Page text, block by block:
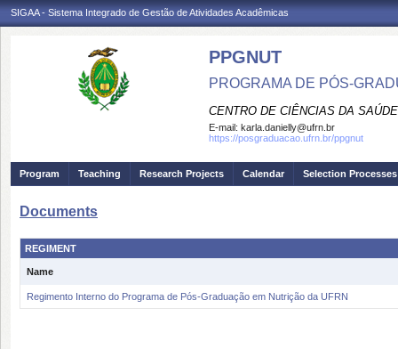
SIGAA - Sistema Integrado de Gestão de Atividades Acadêmicas
PPGNUT
PROGRAMA DE PÓS-
CENTRO DE CIÊNCIAS DA SAÚDE
E-mail: karla.danielly@ufrn.br
https://posgraduacao.ufrn.br/ppgnut
Program Teaching Research Projects Calendar Selection Processes
Documents
REGIMENT
Name
Regimento Interno do Programa de Pós-Graduação em Nutrição da UFRN